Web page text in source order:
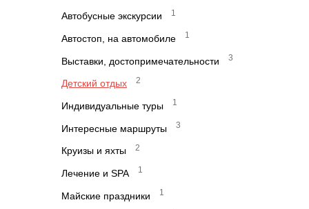
Автобусные экскурсии 1
Автостоп, на автомобиле 1
Выставки, достопримечательности 3
Детский отдых 2
Индивидуальные туры 1
Интересные маршруты 3
Круизы и яхты 2
Лечение и SPA 1
Майские праздники 1